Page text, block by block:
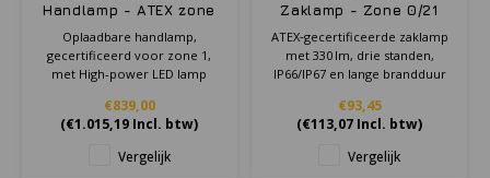
Handlamp - ATEX zone
1/21
Oplaadbare handlamp,
gecertificeerd voor zone 1,
met High-power LED lamp
€839,00
(€1.015,19 Incl. btw)
Vergelijk
Zaklamp - Zone 0/21
ATEX‑gecertificeerde zaklamp
met 330 lm, drie standen,
IP66/IP67 en lange brandduur
€93,45
(€113,07 Incl. btw)
Vergelijk